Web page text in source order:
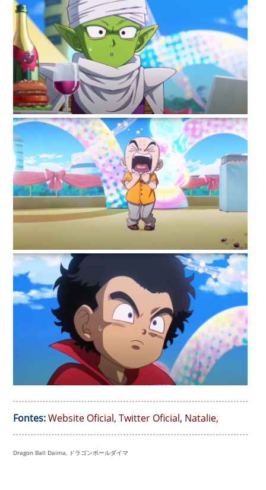
Fontes:Website Oficial, Twitter Oficial, Natalie,
Dragon Ball Daima, ドラゴンボールダイマ